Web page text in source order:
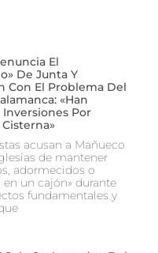
El
De Junta Y
Con El Problema Del
«Han
Por
acusan a Mañueco
de mantener
adormecidos o
un cajón» durante
fundamentales y